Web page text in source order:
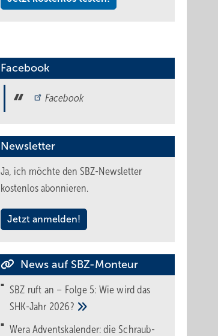
Facebook
Facebook
Newsletter
Ja, ich möchte den SBZ-Newsletter
kostenlos abonnieren.
Jetzt anmelden!
News auf SBZ-Monteur
SBZ ruft an – Folge 5: Wie wird das
SHK-Jahr 2026?
Wera Adventskalender: die Schraub­